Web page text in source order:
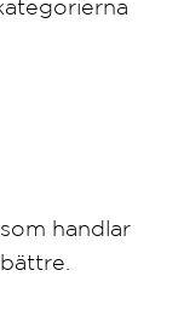
handlar